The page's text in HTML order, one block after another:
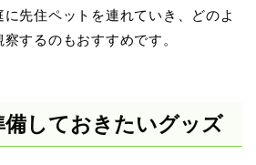
先住ペットを連れていき、どのよ
するのもおすすめです。
しておきたいグッズ